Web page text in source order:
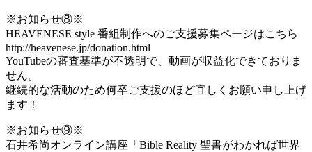
※お知らせ⑧※
HEAVENESE style 番組制作へのご支援募集ページはこちら
http://heavenese.jp/donation.html
YouTubeの審査基準が不透明で、動画が収益化できておりま
せん。
継続的な活動のため何卒ご支援のほど宜しくお願い申し上げ
ます！
※お知らせ⑨※
石井希尚オンライン講座「Bible Reality 聖書がわかれば世界